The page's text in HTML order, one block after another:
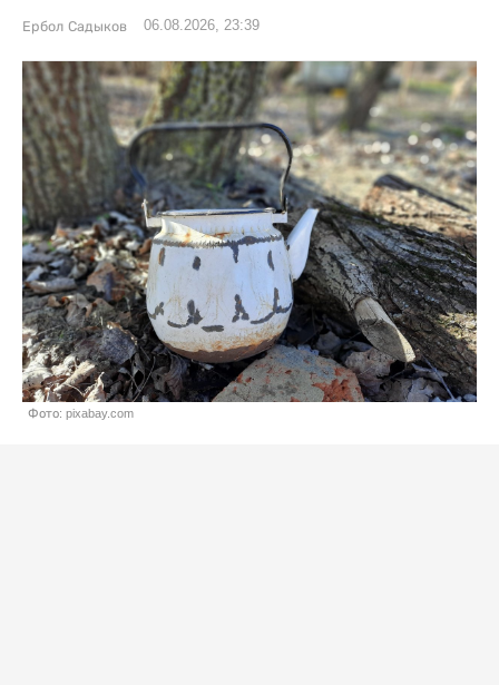
Ербол Садыков 06.08.2026, 23:39
Фото: pixabay.com